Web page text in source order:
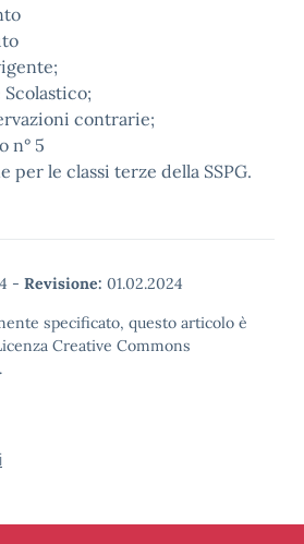
contrarie;
n° 5
per le classi terze della SSPG.
- Revisione: 01.02.2024
specificato, questo articolo è
Creative Commons